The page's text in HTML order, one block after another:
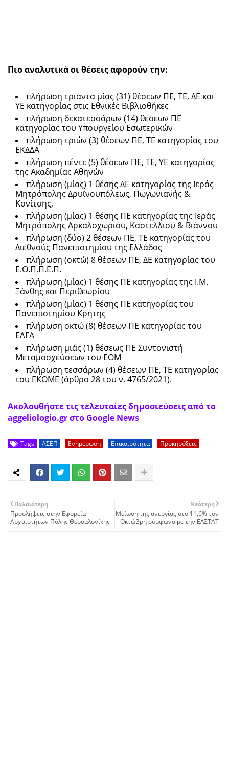
Πιο αναλυτικά οι θέσεις αφορούν την:
πλήρωση τριάντα μίας (31) θέσεων ΠΕ, ΤΕ, ΔΕ και
ΥΕ κατηγορίας στις Εθνικές Βιβλιοθήκες
πλήρωση δεκατεσσάρων (14) θέσεων ΠΕ
κατηγορίας του Υπουργείου Εσωτερικών
πλήρωση τριών (3) θέσεων ΠΕ, ΤΕ κατηγορίας του
ΕΚΔΔΑ
πλήρωση πέντε (5) θέσεων ΠΕ, ΤΕ, ΥΕ κατηγορίας
της Ακαδημίας Αθηνών
πλήρωση (μίας) 1 θέσης ΔΕ κατηγορίας της Ιεράς
Μητρόπολης Δρυϊνουπόλεως, Πωγωνιανής &
Κονίτσης,
πλήρωση (μίας) 1 θέσης ΠΕ κατηγορίας της Ιεράς
Μητρόπολης Αρκαλοχωρίου, Καστελλίου & Βιάννου
πλήρωση (δύο) 2 θέσεων ΠΕ, ΤΕ κατηγορίας του
Διεθνούς Πανεπιστημίου της Ελλάδος
πλήρωση (οκτώ) 8 θέσεων ΠΕ, ΔΕ κατηγορίας του
Ε.Ο.Π.Π.Ε.Π.
πλήρωση (μίας) 1 θέσης ΠΕ κατηγορίας της Ι.Μ.
Ξάνθης και Περιθεωρίου
πλήρωση (μίας) 1 θέσης ΠΕ κατηγορίας του
Πανεπιστημίου Κρήτης
πλήρωση οκτώ (8) θέσεων ΠΕ κατηγορίας του
ΕΛΓΑ
πλήρωση μιάς (1) θέσεως ΠΕ Συντονιστή
Μεταμοσχεύσεων του ΕΟΜ
πλήρωση τεσσάρων (4) θέσεων ΠΕ, ΤΕ κατηγορίας
του ΕΚΟΜΕ (άρθρο 28 του ν. 4765/2021).
Ακολουθήστε τις τελευταίες δημοσιεύσεις από το
aggeliologio.gr στο Google News
Tags ΑΣΕΠ Ενημέρωση Επικαιρότητα Προκηρύξεις
Νεότερη
Μείωση της ανεργίας στο 11,6% τον
Οκτώβρη σύμφωνα με την ΕΛΣΤΑΤ
Παλαιότερη
Προσλήψεις στην Εφορεία
Αρχαιοτήτων Πόλης Θεσσαλονίκης